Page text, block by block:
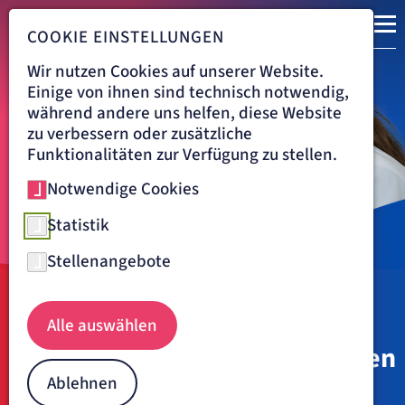
Weiterbildungsermächtigung -Ärztin bei der Untersuchung - in
Navigationspfad
EIFELKLINIK ST. BRIGIDA SIMMERATH
WEITERBILDUNGSERMÄCHTIGUNGEN
Weiterbildungsermächtigungen
an der Eifelklinik
COOKIE EINSTELLUNGEN
Wir nutzen Cookies auf unserer Website.
Einige von ihnen sind technisch notwendig,
während andere uns helfen, diese Website
zu verbessern oder zusätzliche
Funktionalitäten zur Verfügung zu stellen.
Notwendige Cookies
Statistik
Stellenangebote
Alle auswählen
Ablehnen